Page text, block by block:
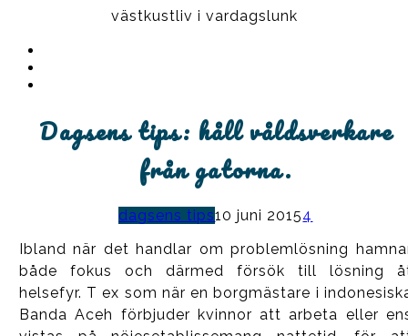
västkustliv i vardagslunk
Dagsens tips: håll våldsverkare
från gatorna.
dagsens tips10 juni 20154
Ibland när det handlar om problemlösning
både fokus och därmed försök till lösning
helsefyr. T ex som när en borgmästare i
Banda Aceh förbjuder kvinnor att arbeta eller